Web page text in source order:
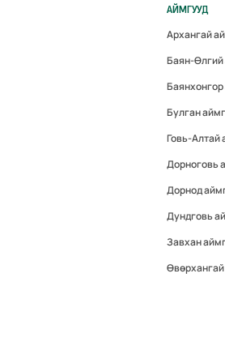
АЙМГУУД
Архангай
Баян-
Булган
Говь-
Дорноговь
Дорнод
Дундговь
Завхан